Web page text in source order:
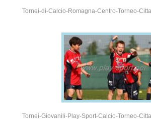
Tornei-di-Calcio-Romagna-Centro-Torneo-
Tornei-Giovanili-Play-Sport-Calcio-Torneo-